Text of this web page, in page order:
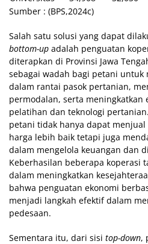
Sumber : (BPS,2024c)
Salah satu solusi yang dapat
bottom-up adalah penguatan
diterapkan di Provinsi Jawa
sebagai wadah bagi petani untuk
dalam rantai pasok pertanian,
permodalan, serta meningkatkan
pelatihan dan teknologi
petani tidak hanya dapat
harga lebih baik tetapi juga
dalam mengelola keuangan dan
Keberhasilan beberapa koperasi
dalam meningkatkan
bahwa penguatan ekonomi
menjadi langkah efektif dalam
pedesaan.
Sementara itu, dari sisi top-down,